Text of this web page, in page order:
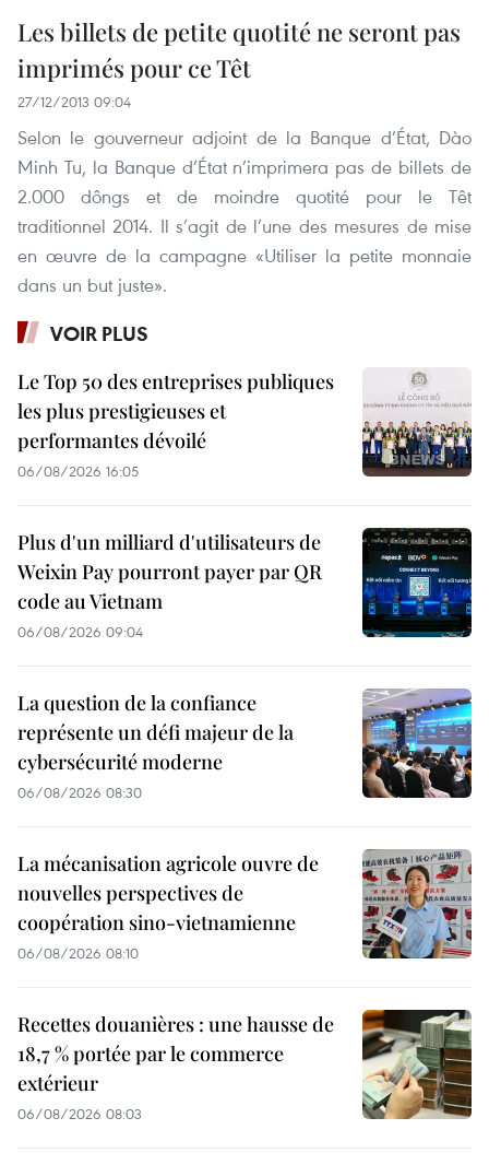
Les billets de petite quotité ne seront pas
imprimés pour ce Têt
27/12/2013 09:04
Selon le gouverneur adjoint de la Banque d’État, Dào
Minh Tu, la Banque d’État n’imprimera pas de billets de
2.000 dôngs et de moindre quotité pour le Têt
traditionnel 2014. Il s’agit de l’une des mesures de mise
en œuvre de la campagne «Utiliser la petite monnaie
dans un but juste».
VOIR PLUS
Le Top 50 des entreprises publiques
les plus prestigieuses et
performantes dévoilé
06/08/2026 16:05
Plus d'un milliard d'utilisateurs de
Weixin Pay pourront payer par QR
code au Vietnam
06/08/2026 09:04
La question de la confiance
représente un défi majeur de la
cybersécurité moderne
06/08/2026 08:30
La mécanisation agricole ouvre de
nouvelles perspectives de
coopération sino-vietnamienne
06/08/2026 08:10
Recettes douanières : une hausse de
18,7 % portée par le commerce
extérieur
06/08/2026 08:03